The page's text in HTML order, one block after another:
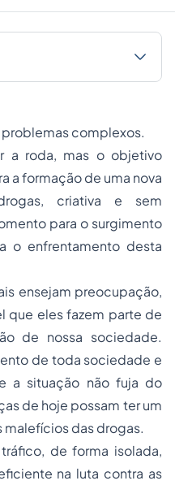
problemas complexos.
a roda, mas o objetivo
a formação de uma nova
criativa e sem
para o surgimento
o enfrentamento desta
ensejam preocupação,
que eles fazem parte de
de nossa sociedade.
de toda sociedade e
a situação não fuja do
de hoje possam ter um
malefícios das drogas.
de forma isolada,
na luta contra as